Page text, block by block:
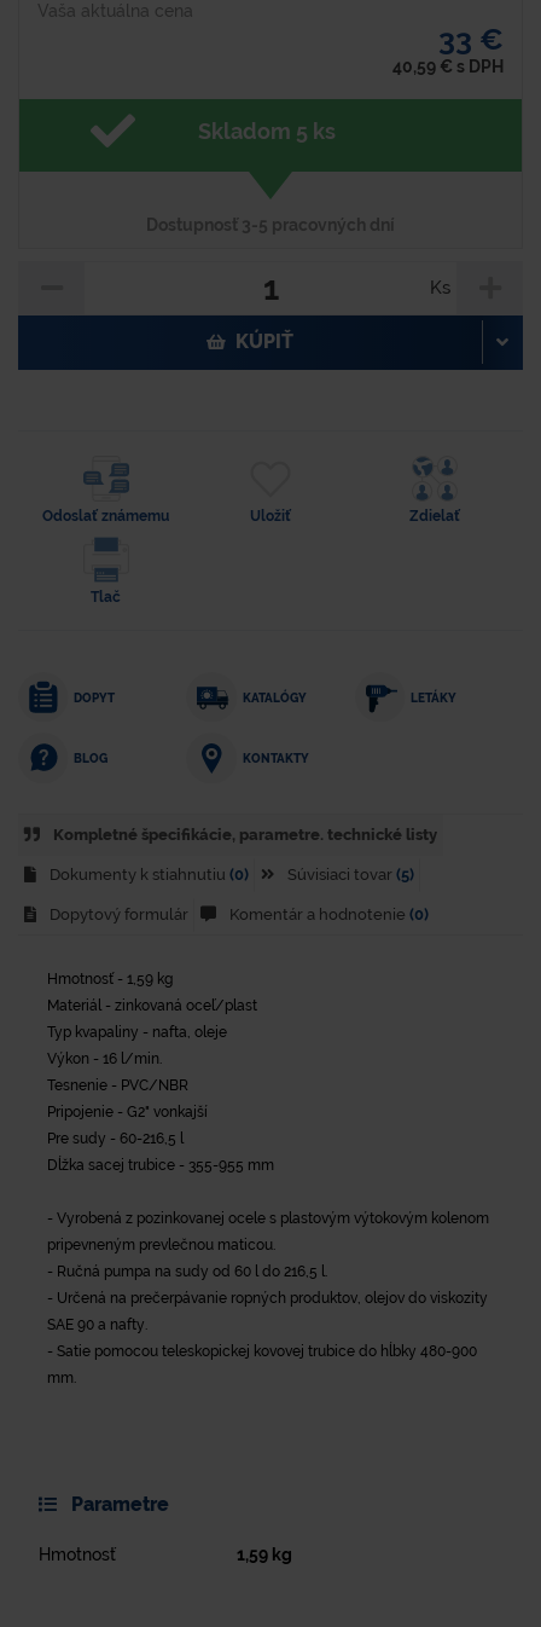
Vaša aktuálna cena
33 €
40,59 € s DPH
Skladom 5 ks
Dostupnosť 3-5 pracovných dní
Ks
KÚPIŤ
Odoslať známemu Uložiť Zdielať
Tlač
DOPYT KATALÓGY LETÁKY
BLOG KONTAKTY
Kompletné špecifikácie, parametre. technické listy
Dokumenty k stiahnutiu (0) Súvisiaci tovar (5)
Dopytový formulár Komentár a hodnotenie (0)
Hmotnosť - 1,59 kg
Materiál - zinkovaná oceľ/plast
Typ kvapaliny - nafta, oleje
Výkon - 16 l/min.
Tesnenie - PVC/NBR
Pripojenie - G2" vonkajší
Pre sudy - 60-216,5 l
Dĺžka sacej trubice - 355-955 mm
- Vyrobená z pozinkovanej ocele s plastovým výtokovým kolenom
pripevneným prevlečnou maticou.
- Ručná pumpa na sudy od 60 l do 216,5 l.
- Určená na prečerpávanie ropných produktov, olejov do viskozity
SAE 90 a nafty.
- Satie pomocou teleskopickej kovovej trubice do hĺbky 480-900
mm.
Parametre
Hmotnosť 1,59kg